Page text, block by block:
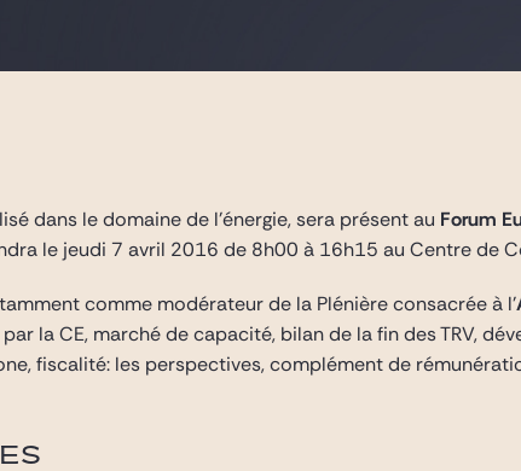
dans le domaine de l’énergie, sera présent au Forum
le jeudi 7 avril 2016 de 8h00 à 16h15 au Centre de
comme modérateur de la Plénière consacrée à l’
la CE, marché de capacité, bilan de la fin des TRV,
fiscalité: les perspectives, complément de